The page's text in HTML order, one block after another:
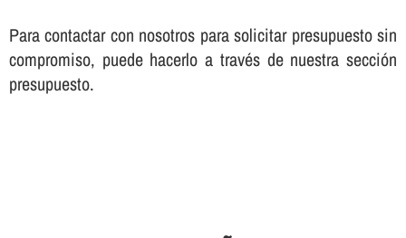
Para contactar con nosotros para solicitar presupuesto sin
compromiso, puede hacerlo a través de nuestra sección
presupuesto.